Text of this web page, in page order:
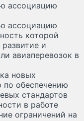
ассоциацию
ассоциацию
которой
и
авиаперевозок в
новых
обеспечению
стандартов
в работе
ограничений на